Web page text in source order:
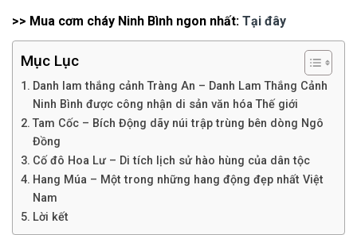
>> Mua cơm cháy Ninh Bình ngon nhất: Tại đây
Mục Lục
Danh lam thắng cảnh Tràng An – Danh Lam Thắng Cảnh
Ninh Bình được công nhận di sản văn hóa Thế giới
Tam Cốc – Bích Động dãy núi trập trùng bên dòng Ngô
Đồng
Cố đô Hoa Lư – Di tích lịch sử hào hùng của dân tộc
Hang Múa – Một trong những hang động đẹp nhất Việt
Nam
Lời kết